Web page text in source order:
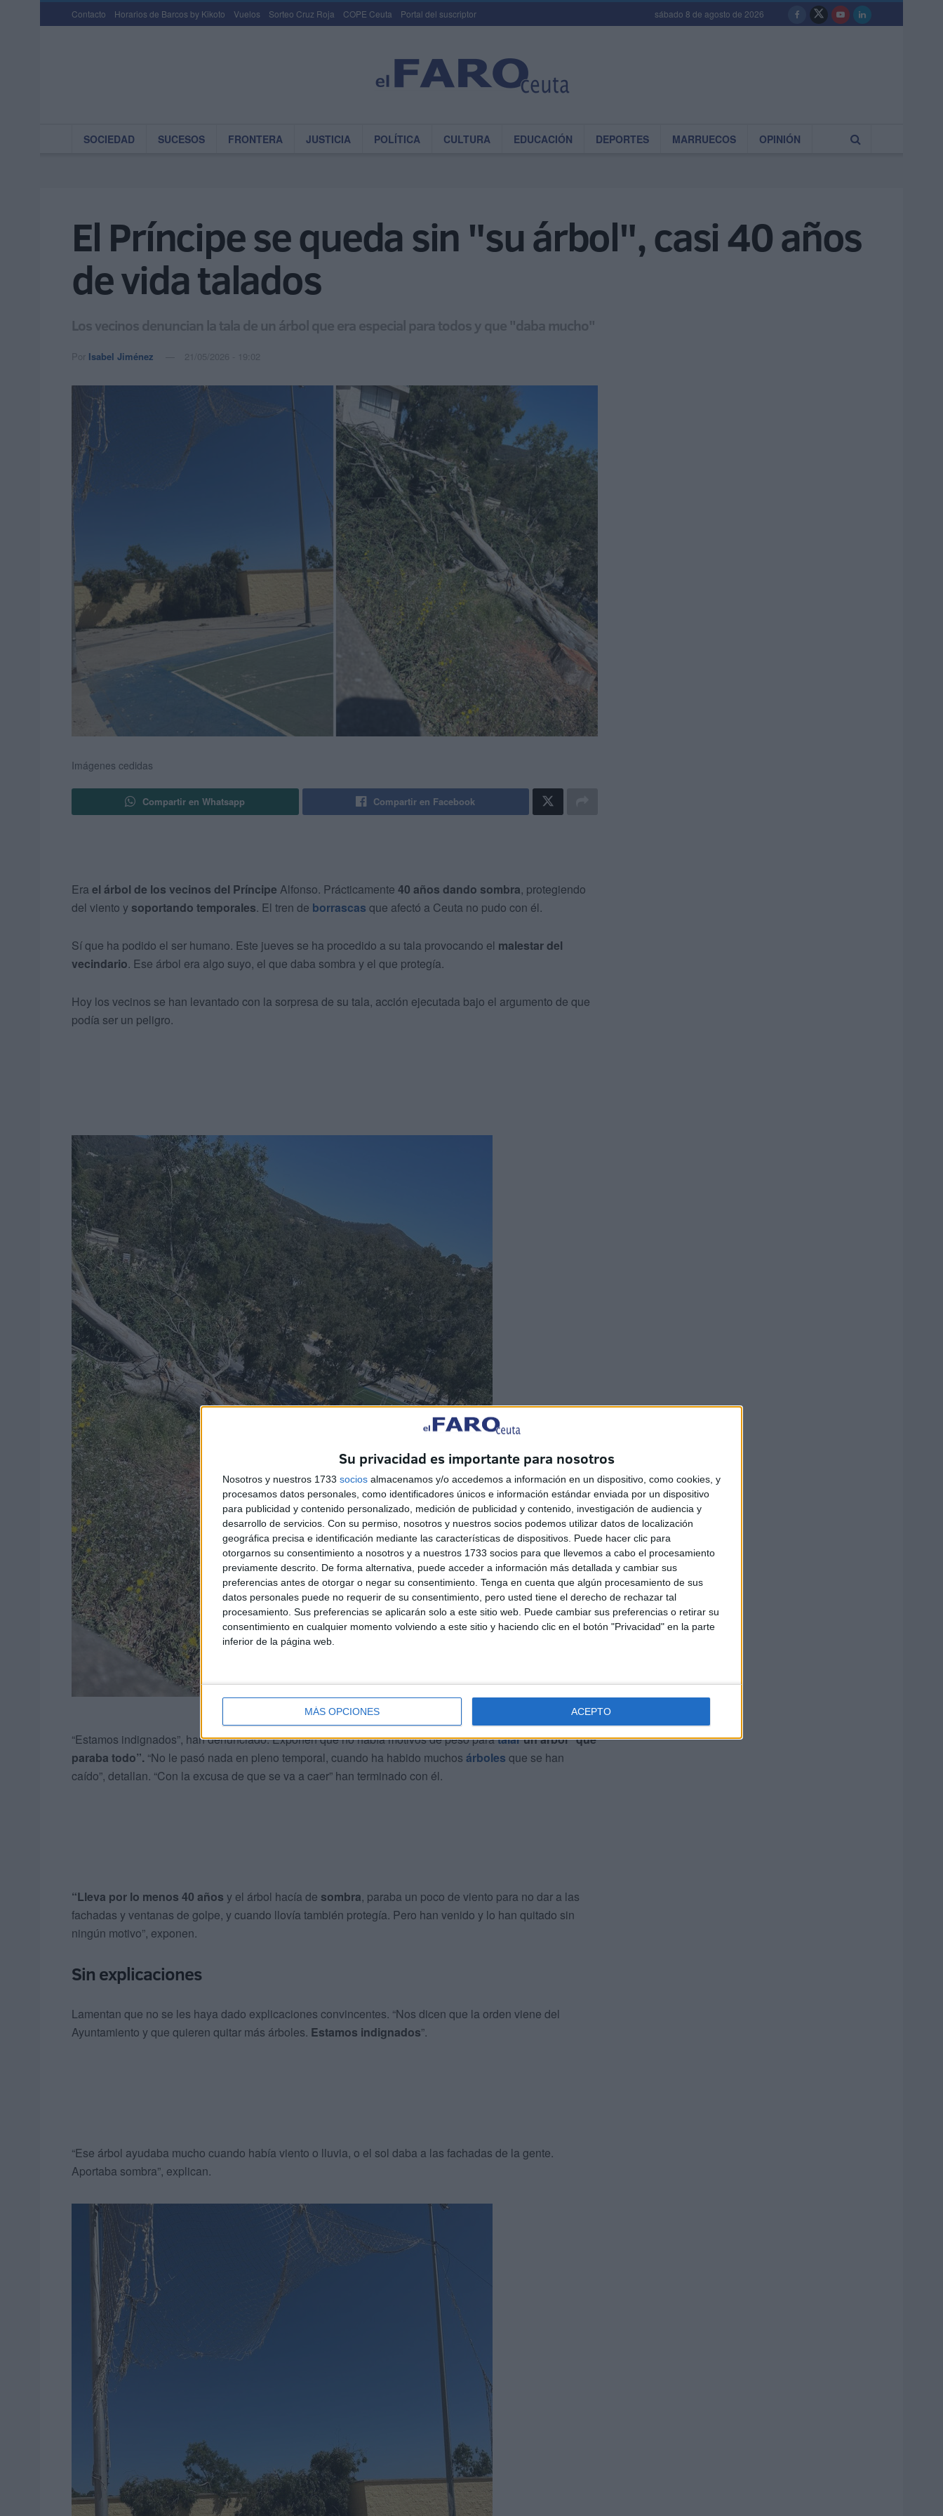
Su privacidad es importante para nosotros
Nosotros y nuestros 1733 socios almacenamos y/o accedemos a información en un dispositivo, como cookies, y
procesamos datos personales, como identificadores únicos e información estándar enviada por un dispositivo
para publicidad y contenido personalizado, medición de publicidad y contenido, investigación de audiencia y
desarrollo de servicios. Con su permiso, nosotros y nuestros socios podemos utilizar datos de localización
geográfica precisa e identificación mediante las características de dispositivos. Puede hacer clic para
otorgarnos su consentimiento a nosotros y a nuestros 1733 socios para que llevemos a cabo el procesamiento
previamente descrito. De forma alternativa, puede acceder a información más detallada y cambiar sus
preferencias antes de otorgar o negar su consentimiento. Tenga en cuenta que algún procesamiento de sus
datos personales puede no requerir de su consentimiento, pero usted tiene el derecho de rechazar tal
procesamiento. Sus preferencias se aplicarán solo a este sitio web. Puede cambiar sus preferencias o retirar su
consentimiento en cualquier momento volviendo a este sitio y haciendo clic en el botón "Privacidad" en la parte
inferior de la página web.
MÁS OPCIONES ACEPTO
Contacto Horarios de Barcos by Kikoto Vuelos Sorteo Cruz Roja COPE Ceuta Portal del suscriptor sábado 8 de agosto de 2026
SOCIEDAD SUCESOS FRONTERA JUSTICIA POLÍTICA CULTURA EDUCACIÓN DEPORTES MARRUECOS OPINIÓN
El Príncipe se queda sin "su árbol", casi 40 años
de vida talados
Los vecinos denuncian la tala de un árbol que era especial para todos y que "daba mucho"
Por Isabel Jiménez 21/05/2026 - 19:02
Imágenes cedidas
Compartir en Whatsapp Compartir en Facebook
Era el árbol de los vecinos del Príncipe Alfonso. Prácticamente 40 años dando sombra, protegiendo
del viento y soportando temporales. El tren de borrascas que afectó a Ceuta no pudo con él.
Sí que ha podido el ser humano. Este jueves se ha procedido a su tala provocando el malestar del
vecindario. Ese árbol era algo suyo, el que daba sombra y el que protegía.
Hoy los vecinos se han levantado con la sorpresa de su tala, acción ejecutada bajo el argumento de que
podía ser un peligro.
“Estamos indignados”, han denunciado. Exponen que no había motivos de peso paratalarun árbol “que
paraba todo”. “No le pasó nada en pleno temporal, cuando ha habido muchos árboles que se han
caído”, detallan. “Con la excusa de que se va a caer” han terminado con él.
“Lleva por lo menos 40 años y el árbol hacía de sombra, paraba un poco de viento para no dar a las
fachadas y ventanas de golpe, y cuando llovía también protegía. Pero han venido y lo han quitado sin
ningún motivo”, exponen.
Sin explicaciones
Lamentan que no se les haya dado explicaciones convincentes. “Nos dicen que la orden viene del
Ayuntamiento y que quieren quitar más árboles. Estamos indignados”.
“Ese árbol ayudaba mucho cuando había viento o lluvia, o el sol daba a las fachadas de la gente.
Aportaba sombra”, explican.